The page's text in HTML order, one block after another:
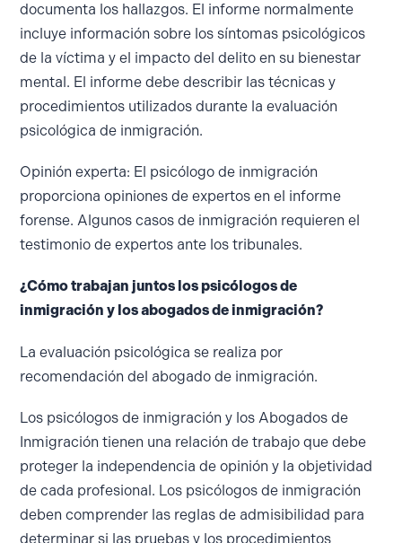
documenta los hallazgos. El informe normalmente
incluye información sobre los síntomas psicológicos
de la víctima y el impacto del delito en su bienestar
mental. El informe debe describir las técnicas y
procedimientos utilizados durante la evaluación
psicológica de inmigración.
Opinión experta: El psicólogo de inmigración
proporciona opiniones de expertos en el informe
forense. Algunos casos de inmigración requieren el
testimonio de expertos ante los tribunales.
¿Cómo trabajan juntos los psicólogos de
inmigración y los abogados de inmigración?
La evaluación psicológica se realiza por
recomendación del abogado de inmigración.
Los psicólogos de inmigración y los Abogados de
Inmigración tienen una relación de trabajo que debe
proteger la independencia de opinión y la objetividad
de cada profesional. Los psicólogos de inmigración
deben comprender las reglas de admisibilidad para
determinar si las pruebas y los procedimientos